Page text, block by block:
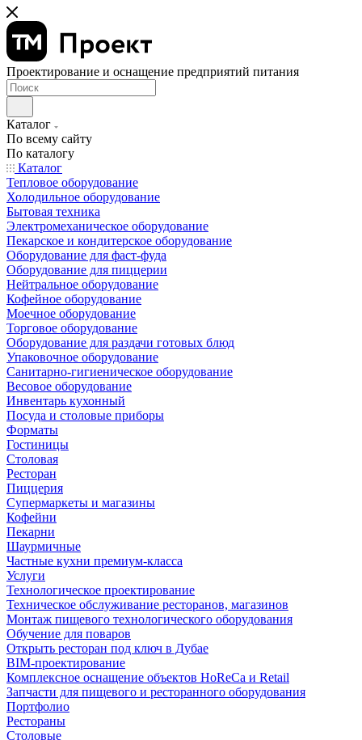
Проектирование и оснащение предприятий питания
Каталог
По всему сайту
По каталогу
Каталог
Тепловое оборудование
Холодильное оборудование
Бытовая техника
Электромеханическое оборудование
Пекарское и кондитерское оборудование
Оборудование для фаст-фуда
Оборудование для пиццерии
Нейтральное оборудование
Кофейное оборудование
Моечное оборудование
Торговое оборудование
Оборудование для раздачи готовых блюд
Упаковочное оборудование
Санитарно-гигиеническое оборудование
Весовое оборудование
Инвентарь кухонный
Посуда и столовые приборы
Форматы
Гостиницы
Столовая
Ресторан
Пиццерия
Супермаркеты и магазины
Кофейни
Пекарни
Шаурмичные
Частные кухни премиум-класса
Услуги
Технологическое проектирование
Техническое обслуживание ресторанов, магазинов
Монтаж пищевого технологического оборудования
Обучение для поваров
Открыть ресторан под ключ в Дубае
BIM-проектирование
Комплексное оснащение объектов HoReCa и Retail
Запчасти для пищевого и ресторанного оборудования
Портфолио
Рестораны
Столовые